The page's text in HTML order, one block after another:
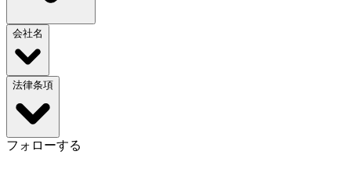
会社名
法律条項
フォローする